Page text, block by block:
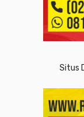
Situs